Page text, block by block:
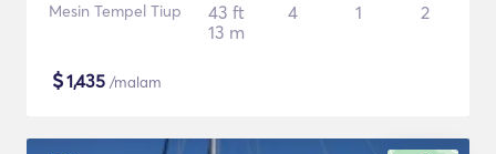
Mesin Tempel Tiup
43 ft
13 m
4 1 2
$1,435 /malam